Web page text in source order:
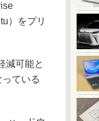
）をプリ
減可能と
ている